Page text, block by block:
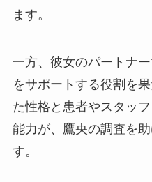
ます。
一方、彼女のパートナ
をサポートする役割を
た性格と患者やスタッ
能力が、鷹央の調査を
す。